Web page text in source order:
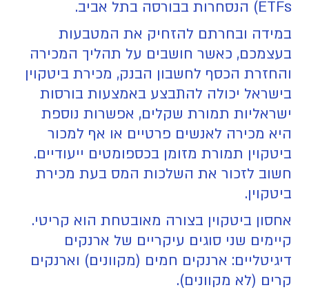
ETFs) הנסחרות בבורסה בתל אביב.
במידה ובחרתם להזחיק את המטבעות
בעצמכם, כאשר חושבים על תהליך המכירה
והחזרת הכסף לחשבון הבנק, מכירת ביטקוין
בישראל יכולה להתבצע באמצעות בורסות
ישראליות תמורת שקלים, אפשרות נוספת
היא מכירה לאנשים פרטיים או אף למכור
ביטקוין תמורת מזומן בכספומטים ייעודיים.
חשוב לזכור את השלכות המס בעת מכירת
ביטקוין.
אחסון ביטקוין בצורה מאובטחת הוא קריטי.
קיימים שני סוגים עיקריים של ארנקים
דיגיטליים: ארנקים חמים (מקוונים) וארנקים
קרים (לא מקוונים).